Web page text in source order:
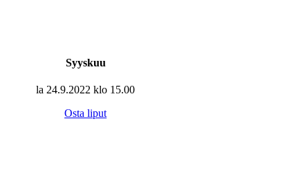
Syyskuu
la 24.9.2022 klo 15.00
Osta liput